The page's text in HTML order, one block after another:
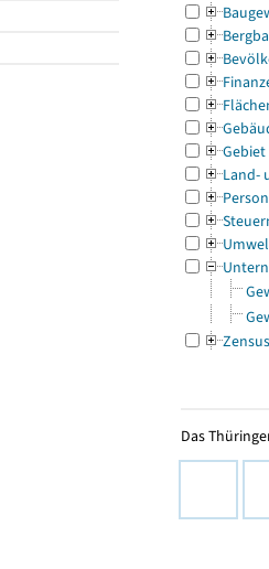
Gebiet
Land-
Zensus
Das